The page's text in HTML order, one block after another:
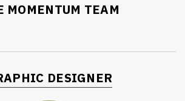
MOMENTUM TEAM
DESIGNER